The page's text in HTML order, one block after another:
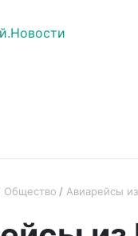
Общество Авиарейсы